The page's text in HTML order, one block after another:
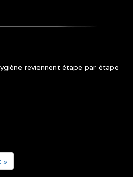
reviennent étape par étape
»